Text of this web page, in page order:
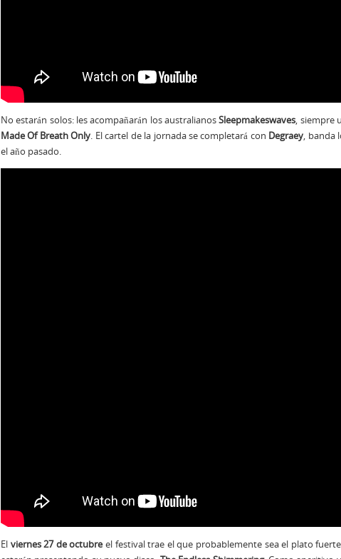
No estarán solos: les acompañarán los australianosSleepmakeswaves, siempre
Made Of Breath Only. El cartel de la jornada se completará con Degraey, banda
el año pasado.
El viernes27 de octubreel festival trae el que probablemente sea el plato